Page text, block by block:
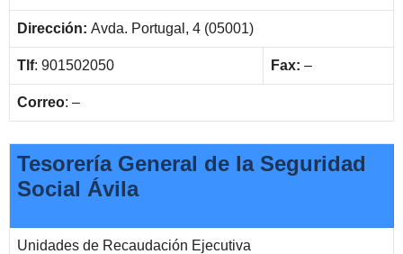
Dirección: Avda. Portugal, 4 (05001)
Tlf: 901502050 Fax: –
Correo: –
Tesorería General de la Seguridad
Social Ávila
Unidades de Recaudación Ejecutiva